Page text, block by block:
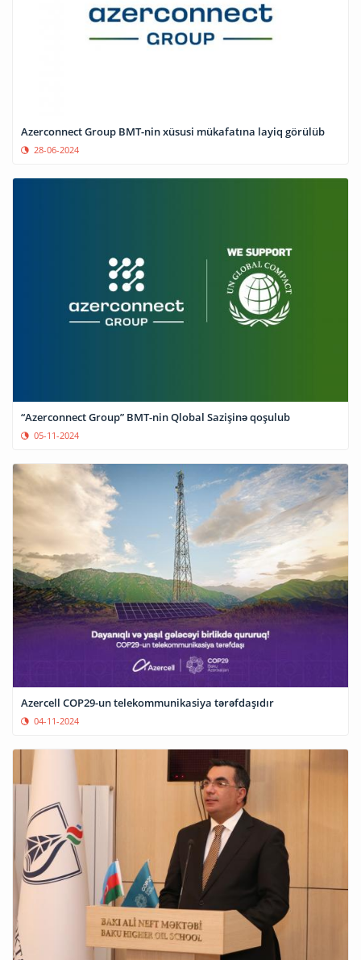
Azerconnect Group BMT-nin xüsusi mükafatına layiq görülüb
28-06-2024
“Azerconnect Group” BMT-nin Qlobal Sazişinə qoşulub
05-11-2024
Azercell COP29-un telekommunikasiya tərəfdaşıdır
04-11-2024